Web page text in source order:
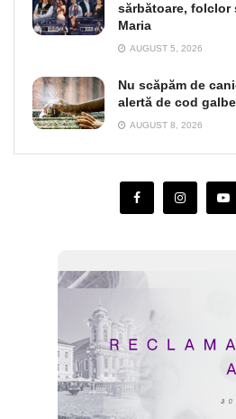
sărbătoare, folclor
Maria
AUGUST 5, 2026
Nu scăpăm de
alertă de cod
AUGUST 8, 2026